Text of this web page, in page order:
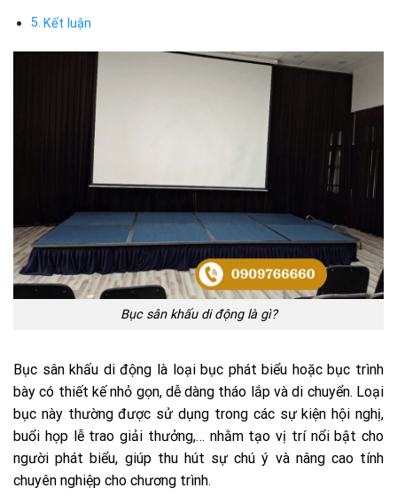
Kết luận
Bục sân khấu di động là gì?
Bục sân khấu di động là loại bục phát biểu hoặc bục trình
bày có thiết kế nhỏ gọn, dễ dàng tháo lắp và di chuyển. Loại
bục này thường được sử dụng trong các sự kiện hội nghị,
buổi họp lễ trao giải thưởng,… nhằm tạo vị trí nổi bật cho
người phát biểu, giúp thu hút sự chú ý và nâng cao tính
chuyên nghiệp cho chương trình.